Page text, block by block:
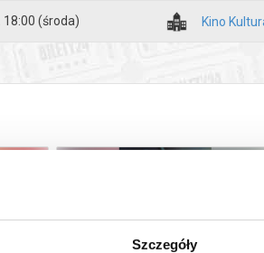
Szczegóły
18:00 (środa) Kino